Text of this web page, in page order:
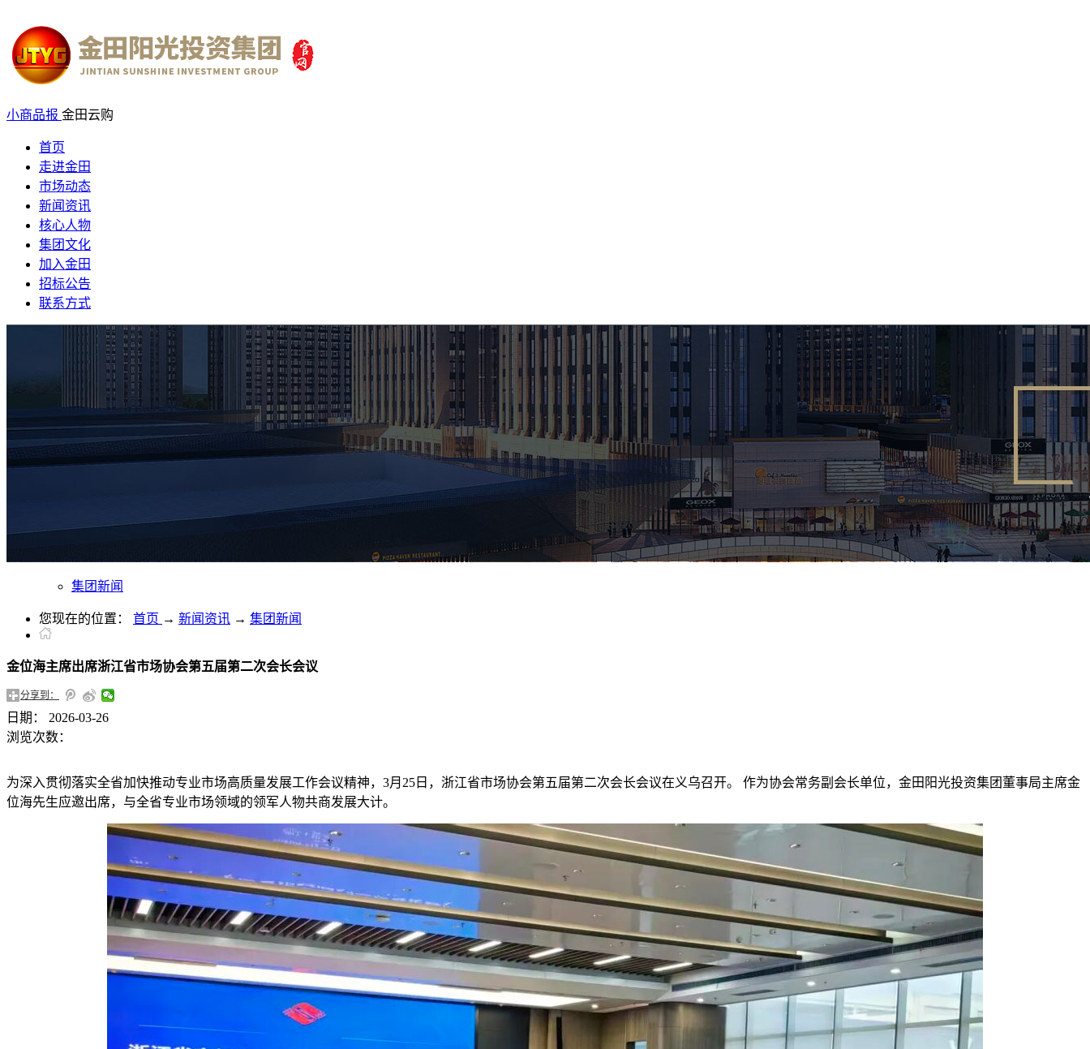
小商品报 金田云购
首页
走进金田
市场动态
新闻资讯
核心人物
集团文化
加入金田
招标公告
联系方式
集团新闻
您现在的位置： 首页 → 新闻资讯 → 集团新闻
金位海主席出席浙江省市场协会第五届第二次会长会议
分享到：
日期：
2026-03-26
浏览次数：
为深入贯彻落实全省加快推动专业市场高质量发展工作会议精神， 3月25日，浙江省市场协会第五届第二次会长会议在义乌召开。 作为协会常务副会长单位， 金田阳光投资集团董事局主席金
位海先生应邀出席，与全省专业市场领域的领军人物共商发展大计。